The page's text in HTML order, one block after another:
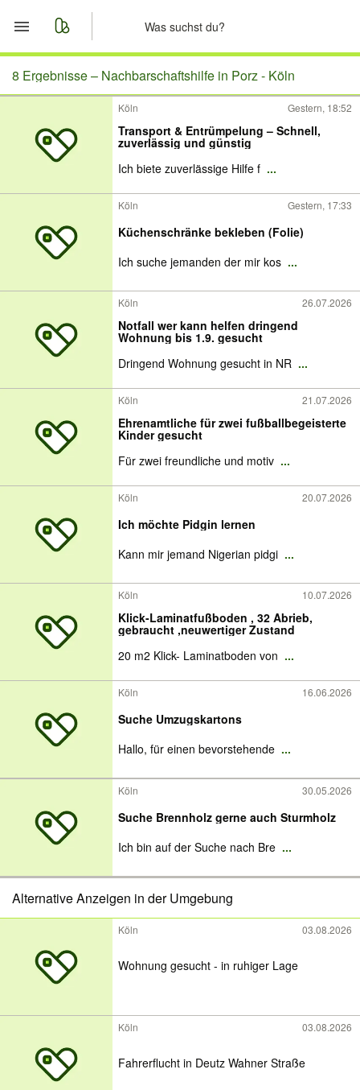
Start
Nachrichten
Anzeige aufgeben
8 Ergebnisse – Nachbarschaftshilfe in Porz - Köln
Köln Gestern, 18:52
Transport & Entrümpelung – Schnell,
zuverlässig und günstig
Ich biete zuverlässige Hilfe f ...
Köln Gestern, 17:33
Küchenschränke bekleben (Folie)
Ich suche jemanden der mir kos ...
Köln 26.07.2026
Notfall wer kann helfen dringend
Wohnung bis 1.9. gesucht
Dringend Wohnung gesucht in NR ...
Köln 21.07.2026
Ehrenamtliche für zwei fußballbegeisterte
Kinder gesucht
Für zwei freundliche und motiv ...
Köln 20.07.2026
Ich möchte Pidgin lernen
Kann mir jemand Nigerian pidgi ...
Köln 10.07.2026
Klick-Laminatfußboden , 32 Abrieb,
gebraucht ,neuwertiger Zustand
20 m2 Klick- Laminatboden von ...
Köln 16.06.2026
Suche Umzugskartons
Hallo, für einen bevorstehende ...
Köln 30.05.2026
Suche Brennholz gerne auch Sturmholz
Ich bin auf der Suche nach Bre ...
Alternative Anzeigen in der Umgebung
Köln 03.08.2026
Wohnung gesucht - in ruhiger Lage
Köln 03.08.2026
Fahrerflucht in Deutz Wahner Straße